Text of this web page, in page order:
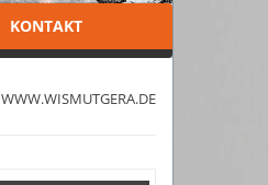
KONTAKT
WWW.WISMUTGERA.DE